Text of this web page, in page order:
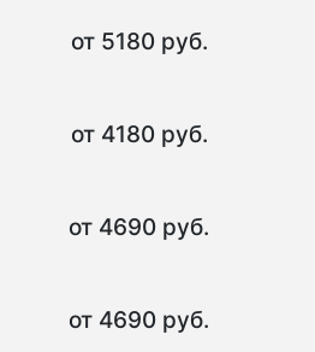
от 5180 руб.
от 4180 руб.
от 4690 руб.
от 4690 руб.